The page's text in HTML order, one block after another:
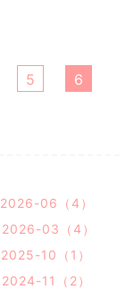
5
6
2026-06（4）
2026-03（4）
2025-10（1）
2024-11（2）